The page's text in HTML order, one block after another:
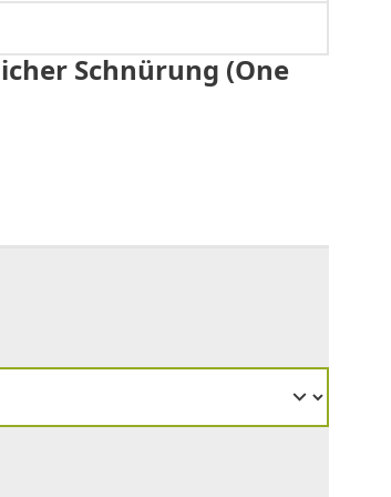
Schnürung (One